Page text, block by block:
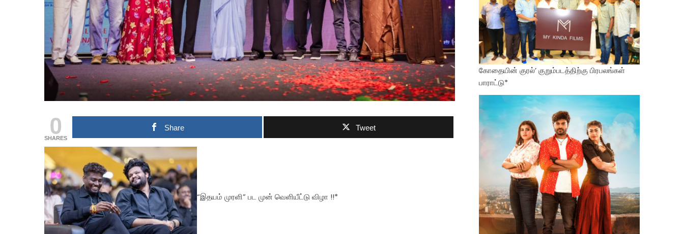
0
SHARES
Share Tweet
“இதயம் முரளி” பட முன் வெளியீட்டு விழா !!*
கோதையின் குரல்’ குறும்படத்திற்கு பிரபலங்கள்
பாராட்டு*